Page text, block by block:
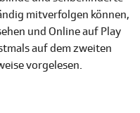
mitverfolgen können,
und Online auf Play
auf dem zweiten
vorgelesen.